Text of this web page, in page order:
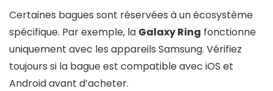
Certaines bagues sont réservées à un écosystème
spécifique. Par exemple, la Galaxy Ring fonctionne
uniquement avec les appareils Samsung. Vérifiez
toujours si la bague est compatible avec iOS et
Android avant d’acheter.